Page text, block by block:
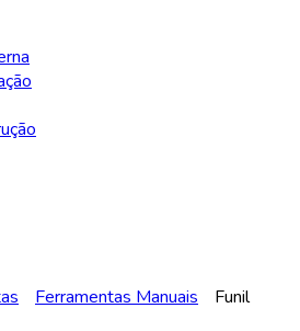
Ferramentas Manuais Funil